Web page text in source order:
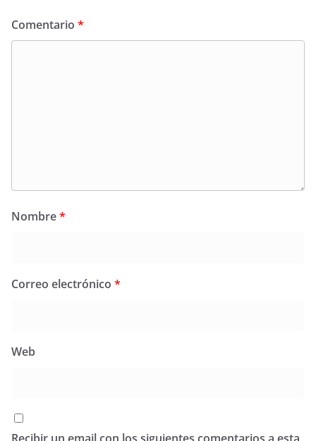
Comentario *
Nombre*
Correo electrónico *
Web
Recibir un email con los siguientes comentarios a esta